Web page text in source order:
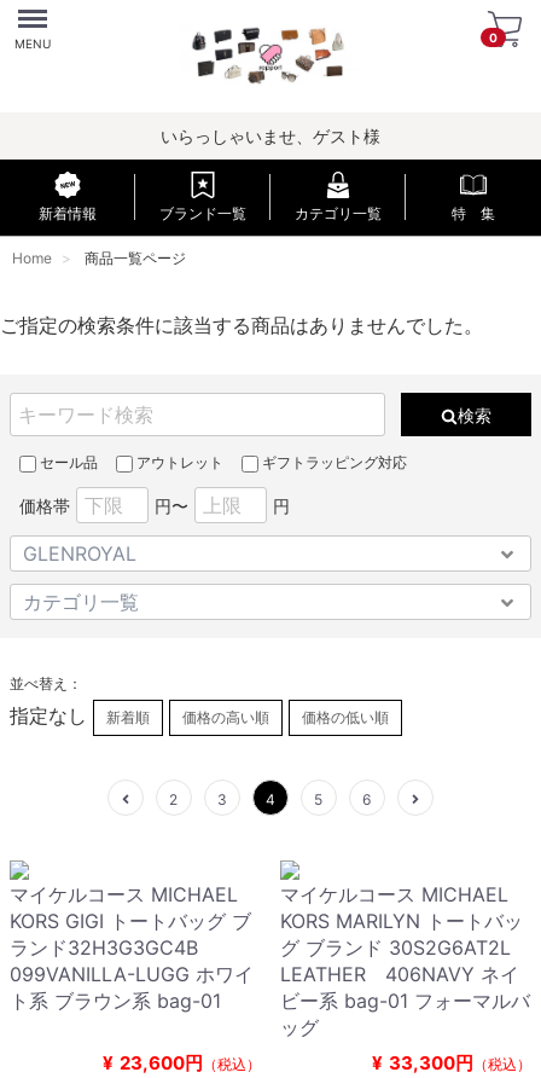
Menu
MENU 0
いらっしゃいませ、ゲスト様
新着情報 ブランド一覧 カテゴリ一覧 特 集
Home 商品一覧ページ
ご指定の検索条件に該当する商品はありませんでした。
検索
セール品 アウトレット ギフトラッピング対応
価格帯 円〜 円
並べ替え：
指定なし 新着順 価格の高い順 価格の低い順
2 3 4 5 6
マイケルコース MICHAEL
KORS GIGI トートバッグ ブ
ランド32H3G3GC4B
099VANILLA-LUGG ホワイ
ト系 ブラウン系 bag-01
¥ 23,600円 （税込）
マイケルコース MICHAEL
KORS MARILYN トートバッ
グ ブランド 30S2G6AT2L
LEATHER 406NAVY ネイ
ビー系 bag-01 フォーマルバ
ッグ
¥ 33,300円 （税込）